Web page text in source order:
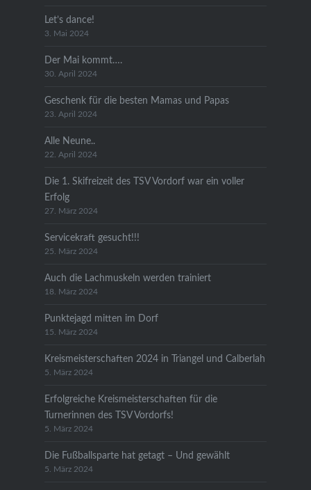
Let’s dance!
3. Mai 2024
Der Mai kommt….
30. April 2024
Geschenk für die besten Mamas und Papas
23. April 2024
Alle Neune..
22. April 2024
Die 1. Skifreizeit des TSV Vordorf war ein voller
Erfolg
27. März 2024
Servicekraft gesucht!!!
25. März 2024
Auch die Lachmuskeln werden trainiert
18. März 2024
Punktejagd mitten im Dorf
15. März 2024
Kreismeisterschaften 2024 in Triangel und Calberlah
5. März 2024
Erfolgreiche Kreismeisterschaften für die
Turnerinnen des TSV Vordorfs!
5. März 2024
Die Fußballsparte hat getagt – Und gewählt
5. März 2024